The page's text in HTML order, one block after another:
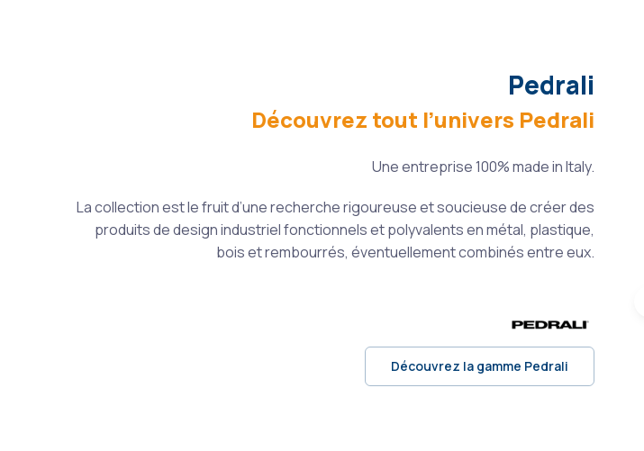
Pedrali
Découvrez tout l’univers Pedrali
Une entreprise 100% made in Italy.
La collection est le fruit d’une recherche rigoureuse et soucieuse de créer des
produits de design industriel fonctionnels et polyvalents en métal, plastique,
bois et rembourrés, éventuellement combinés entre eux.
Découvrez la gamme Pedrali